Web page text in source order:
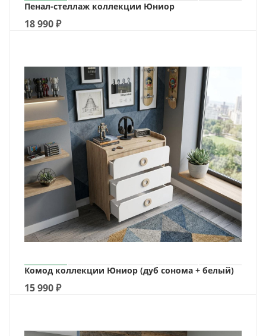
Пенал-стеллаж коллекции Юниор
18 990₽
Комод коллекции Юниор (дуб сонома + белый)
15 990₽